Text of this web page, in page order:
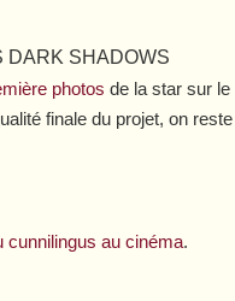
DARK SHADOWS
photos de la star sur
finale du projet, on
cunnilingus au cinéma.